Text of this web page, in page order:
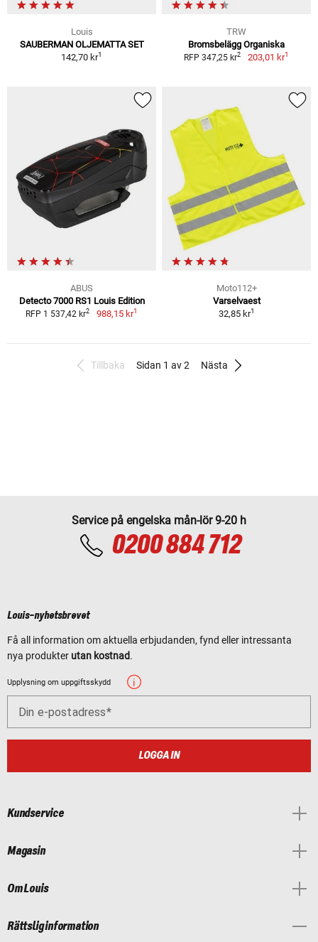
Louis
SAUBERMAN OLJEMATTA SET
142,70 kr1
TRW
Bromsbelägg Organiska
RFP 347,25 kr2 203,01 kr1
ABUS
Detecto 7000 RS1 Louis Edition
RFP 1 537,42 kr2 988,15 kr1
Moto112+
Varselvaest
32,85 kr1
Tillbaka Sidan 1 av 2 Nästa
Service på engelska mån-lör 9-20 h
0200 884 712
Louis-nyhetsbrevet
Få all information om aktuella erbjudanden, fynd eller intressanta
nya produkter utan kostnad.
Upplysning om uppgiftsskydd
Din e-postadress
LOGGA IN
Kundservice
Magasin
Om Louis
Rättslig information